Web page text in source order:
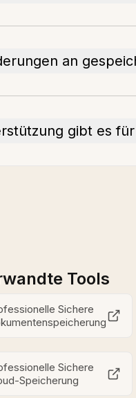
an
gibt es
Tools
Sichere
Sichere
Speicherung